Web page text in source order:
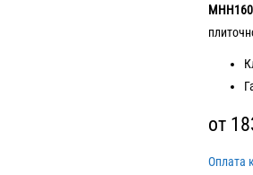
МНН160
от
Оплата